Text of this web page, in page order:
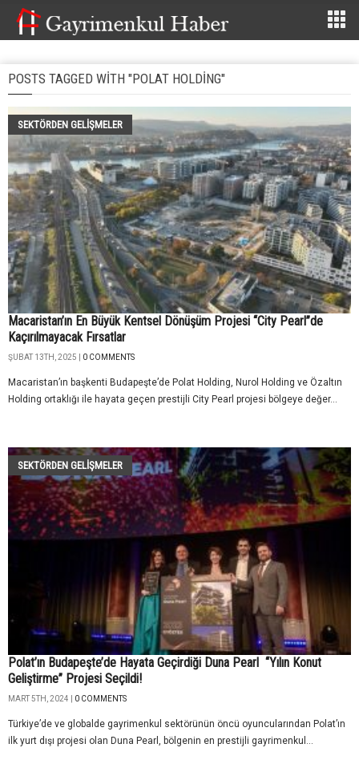
POSTS TAGGED WITH "POLAT HOLDING"
SEKTÖRDEN GELIŞMELER
Macaristan’ın En Büyük Kentsel Dönüşüm Projesi “City Pearl”de
Kaçırılmayacak Fırsatlar
ŞUBAT 13TH, 2025 | 0 COMMENTS
Macaristan’ın başkenti Budapeşte’de Polat Holding, Nurol Holding ve Özaltın
Holding ortaklığı ile hayata geçen prestijli City Pearl projesi bölgeye değer...
SEKTÖRDEN GELIŞMELER
Polat’ın Budapeşte’de Hayata Geçirdiği Duna Pearl “Yılın Konut
Geliştirme” Projesi Seçildi!
MART 5TH, 2024 | 0 COMMENTS
Türkiye’de ve globalde gayrimenkul sektörünün öncü oyuncularından Polat’ın
ilk yurt dışı projesi olan Duna Pearl, bölgenin en prestijli gayrimenkul...